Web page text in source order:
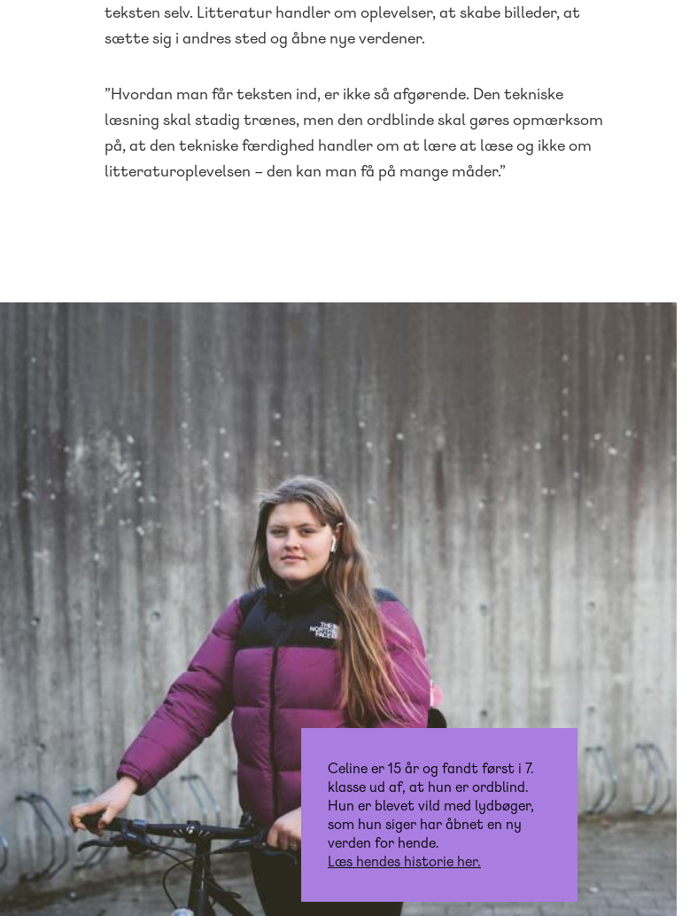
teksten selv. Litteratur handler om oplevelser, at skabe billeder, at
sætte sig i andres sted og åbne nye verdener.
”Hvordan man får teksten ind, er ikke så afgørende. Den tekniske
læsning skal stadig trænes, men den ordblinde skal gøres opmærksom
på, at den tekniske færdighed handler om at lære at læse og ikke om
litteraturoplevelsen – den kan man få på mange måder.”
Celine er 15 år og fandt først i 7.
klasse ud af, at hun er ordblind.
Hun er blevet vild med lydbøger,
som hun siger har åbnet en ny
verden for hende.
Læs hendes historie her.